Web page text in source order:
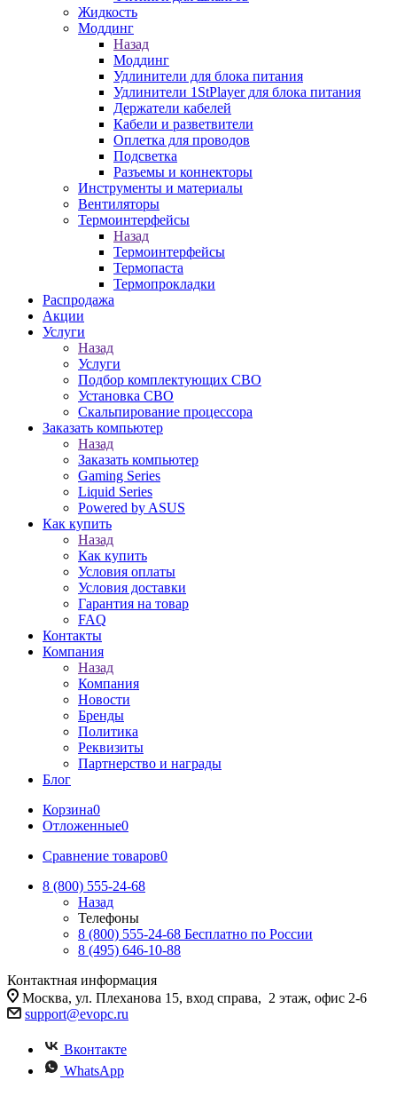
Жидкость
Моддинг
Назад
Моддинг
Удлинители для блока питания
Удлинители 1StPlayer для блока питания
Держатели кабелей
Кабели и разветвители
Оплетка для проводов
Подсветка
Разъемы и коннекторы
Инструменты и материалы
Вентиляторы
Термоинтерфейсы
Назад
Термоинтерфейсы
Термопаста
Термопрокладки
Распродажа
Акции
Услуги
Назад
Услуги
Подбор комплектующих СВО
Установка СВО
Скальпирование процессора
Заказать компьютер
Назад
Заказать компьютер
Gaming Series
Liquid Series
Powered by ASUS
Как купить
Назад
Как купить
Условия оплаты
Условия доставки
Гарантия на товар
FAQ
Контакты
Компания
Назад
Компания
Новости
Бренды
Политика
Реквизиты
Партнерство и награды
Блог
Корзина0
Отложенные0
Сравнение товаров0
8 (800) 555-24-68
Назад
Телефоны
8 (800) 555-24-68 Бесплатно по России
8 (495) 646-10-88
Контактная информация
Москва, ул. Плеханова 15, вход справа, 2 этаж, офис 2-6
support@evopc.ru
Вконтакте
WhatsApp